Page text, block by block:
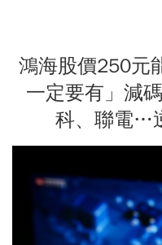
鴻海股價250元
一定要有」減
科、聯電…